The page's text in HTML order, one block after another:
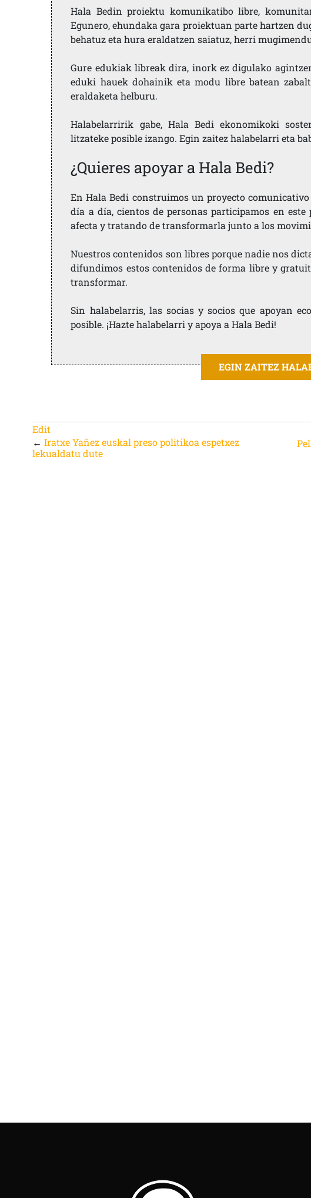
Hala Bedin proiektu komunikatibo libre,
Egunero, ehundaka gara proiektuan parte hartzen
behatuz eta hura eraldatzen saiatuz, herri
Gure edukiak libreak dira, inork ez digulako
eduki hauek dohainik eta modu libre batean
eraldaketa helburu.
Halabelarririk gabe, Hala Bedi ekonomikoki
litzateke posible izango. Egin zaitez halabelarri eta
¿Quieres apoyar a Hala Bedi?
En Hala Bedi construimos un proyecto
día a día, cientos de personas participamos en
afecta y tratando de transformarla junto a los
Nuestros contenidos son libres porque nadie nos
difundimos estos contenidos de forma libre y
transformar.
Sin halabelarris, las socias y socios que apoyan
posible. ¡Hazte halabelarri y apoya a Hala Bedi!
EGIN ZAITEZ
Edit
←Iratxe Yañez euskal preso politikoa espetxez
lekualdatu dute